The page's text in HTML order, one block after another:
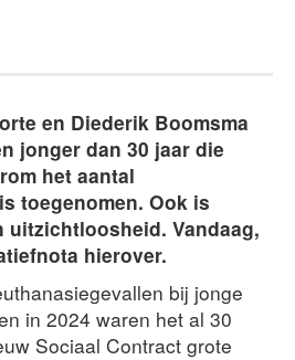
en Diederik Boomsma
jonger dan 30 jaar die
het aantal
toegenomen. Ook is
Vandaag,
hierover.
bij jonge
in 2024 waren het al 30
Sociaal Contract grote